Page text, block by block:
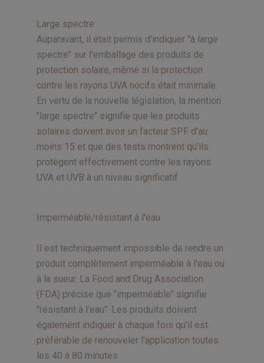
Large spectre
Auparavant, il était permis d'indiquer "à large
spectre" sur l'emballage des produits de
protection solaire, même si la protection
contre les rayons UVA nocifs était minimale.
En vertu de la nouvelle législation, la mention
"large spectre" signifie que les produits
solaires doivent avoir un facteur SPF d'au
moins 15 et que des tests montrent qu'ils
protègent effectivement contre les rayons
UVA et UVB à un niveau significatif.
Imperméable/résistant à l'eau
Il est techniquement impossible de rendre un
produit complètement imperméable à l'eau ou
à la sueur. La Food and Drug Association
(FDA) précise que "imperméable" signifie
"résistant à l'eau". Les produits doivent
également indiquer à chaque fois qu'il est
préférable de renouveler l'application toutes
les 40 à 80 minutes